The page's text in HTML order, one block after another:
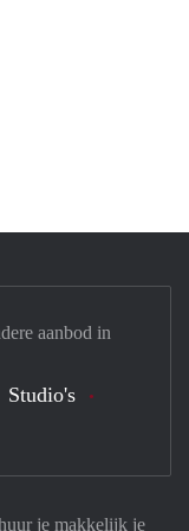
je makkelijk je
aanbod in
Studio's